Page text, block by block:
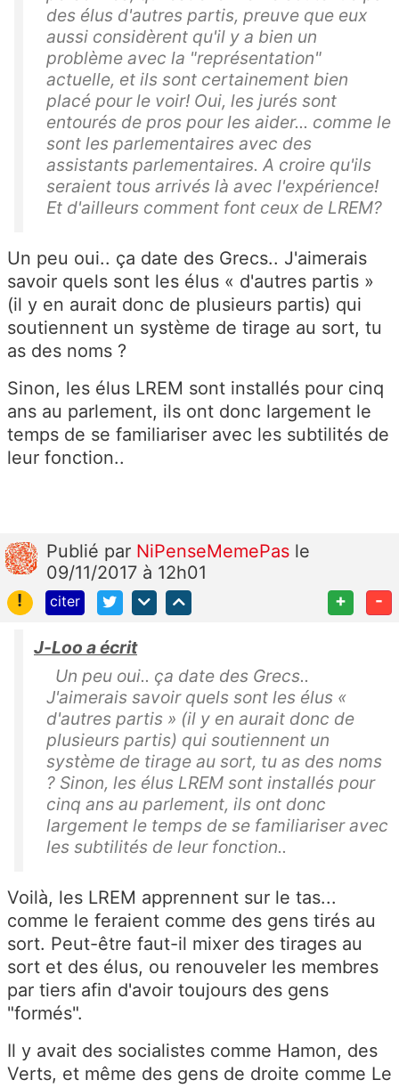
des élus d'autres partis, preuve que eux
aussi considèrent qu'il y a bien un
problème avec la "représentation"
actuelle, et ils sont certainement bien
placé pour le voir! Oui, les jurés sont
entourés de pros pour les aider... comme le
sont les parlementaires avec des
assistants parlementaires. A croire qu'ils
seraient tous arrivés là avec l'expérience!
Et d'ailleurs comment font ceux de LREM?
Un peu oui.. ça date des Grecs.. J'aimerais
savoir quels sont les élus « d'autres partis »
(il y en aurait donc de plusieurs partis) qui
soutiennent un système de tirage au sort, tu
as des noms ?
Sinon, les élus LREM sont installés pour cinq
ans au parlement, ils ont donc largement le
temps de se familiariser avec les subtilités de
leur fonction..
Publié par NiPenseMemePas le
09/11/2017 à 12h01
!
citer + -
J-Loo a écrit
Un peu oui.. ça date des Grecs..
J'aimerais savoir quels sont les élus «
d'autres partis » (il y en aurait donc de
plusieurs partis) qui soutiennent un
système de tirage au sort, tu as des noms
? Sinon, les élus LREM sont installés pour
cinq ans au parlement, ils ont donc
largement le temps de se familiariser avec
les subtilités de leur fonction..
Voilà, les LREM apprennent sur le tas...
comme le feraient comme des gens tirés au
sort. Peut-être faut-il mixer des tirages au
sort et des élus, ou renouveler les membres
par tiers afin d'avoir toujours des gens
"formés".
Il y avait des socialistes comme Hamon, des
Verts, et même des gens de droite comme Le